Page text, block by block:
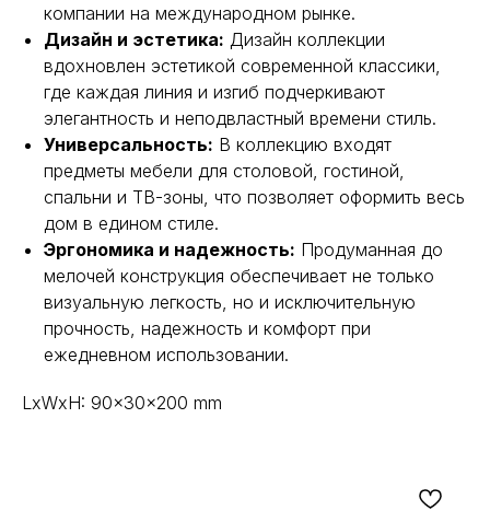
компании на международном рынке.
Дизайн и эстетика: Дизайн коллекции
вдохновлен эстетикой современной классики,
где каждая линия и изгиб подчеркивают
элегантность и неподвластный времени стиль.
Универсальность: В коллекцию входят
предметы мебели для столовой, гостиной,
спальни и ТВ-зоны, что позволяет оформить весь
дом в едином стиле.
Эргономика и надежность: Продуманная до
мелочей конструкция обеспечивает не только
визуальную легкость, но и исключительную
прочность, надежность и комфорт при
ежедневном использовании.
LxWxH: 90x30x200 mm